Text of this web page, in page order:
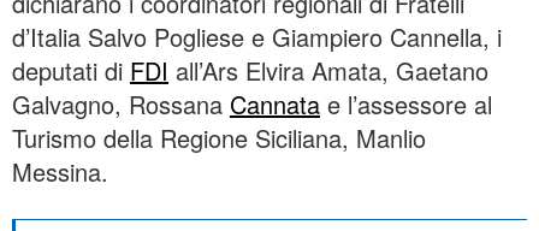
d’Italia Salvo Pogliese e Giampiero Cannella, i
deputati di FDI all’Ars Elvira Amata, Gaetano
Galvagno, Rossana Cannata e l’assessore al
Turismo della Regione Siciliana, Manlio
Messina.